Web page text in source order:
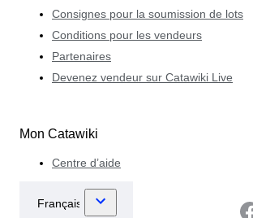
Consignes pour la soumission de lots
Conditions pour les vendeurs
Partenaires
Devenez vendeur sur Catawiki Live
Mon Catawiki
Centre d’aide